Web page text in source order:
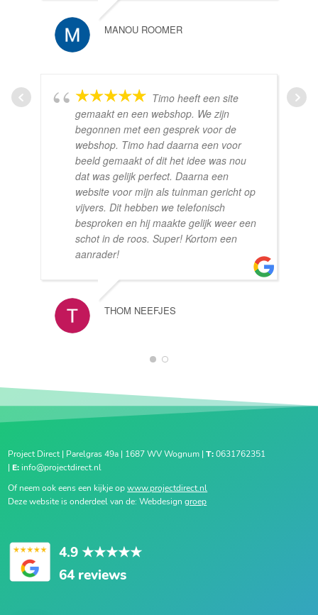
MANOU ROOMER
Timo heeft een site
gemaakt en een webshop. We zijn
begonnen met een gesprek voor de
webshop. Timo had daarna een voor
beeld gemaakt of dit het idee was nou
dat was gelijk perfect. Daarna een
website voor mijn als tuinman gericht op
vijvers. Dit hebben we telefonisch
besproken en hij maakte gelijk weer een
schot in de roos. Super! Kortom een
aanrader!
THOM NEEFJES
1 2
Project Direct | Parelgras 49a | 1687 WV Wognum |T:0631762351
| E: info@projectdirect.nl
Of neem ook eens een kijkje opwww.projectdirect.nl
Deze website is onderdeel van de: Webdesigngroep
4.9 ★★★★★
64 reviews